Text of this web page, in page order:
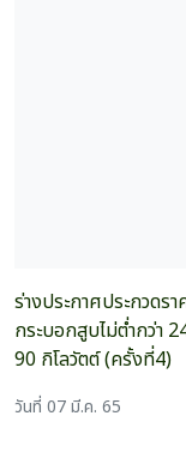
ร่างประกาศประกวดร
กระบอกสูบไม่ต่ำกว่า
90 กิโลวัตต์ (ครั้งที่4)
วันที่ 07 มี.ค. 65